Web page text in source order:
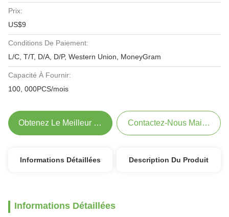
Prix:
US$9
Conditions De Paiement:
L/C, T/T, D/A, D/P, Western Union, MoneyGram
Capacité À Fournir:
100, 000PCS/mois
Obtenez Le Meilleur Prix Contactez-Nous Maintenant
Informations Détaillées Description Du Produit
Informations Détaillées